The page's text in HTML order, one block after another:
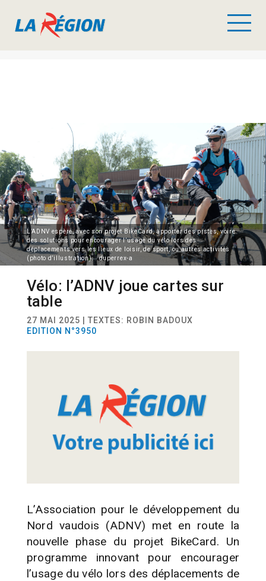
L’ADNV espère, avec son projet BikeCard, apporter des pistes, voire
des solutions pour encourager l’usage du vélo lors des
déplacements vers les lieux de loisir, de sport, ou autres activités
(photo d’illustration). duperrex-a
Vélo: l’ADNV joue cartes sur
table
27 MAI 2025 | TEXTES: ROBIN BADOUX
EDITION N°3950
L’Association pour le développement du
Nord vaudois (ADNV) met en route la
nouvelle phase du projet BikeCard. Un
programme innovant pour encourager
l’usage du vélo lors des déplacements de